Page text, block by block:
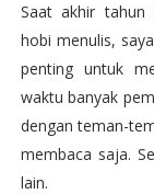
Saat akhir tahun
hobi menulis,
penting untuk
waktu banyak
dengan teman-
membaca saja.
lain.